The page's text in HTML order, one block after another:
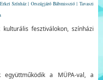
Színház | Országjáró Bábmisszió | Tavaszi
fesztiválokon, színházi
együttműködik a MÜPA-val, a